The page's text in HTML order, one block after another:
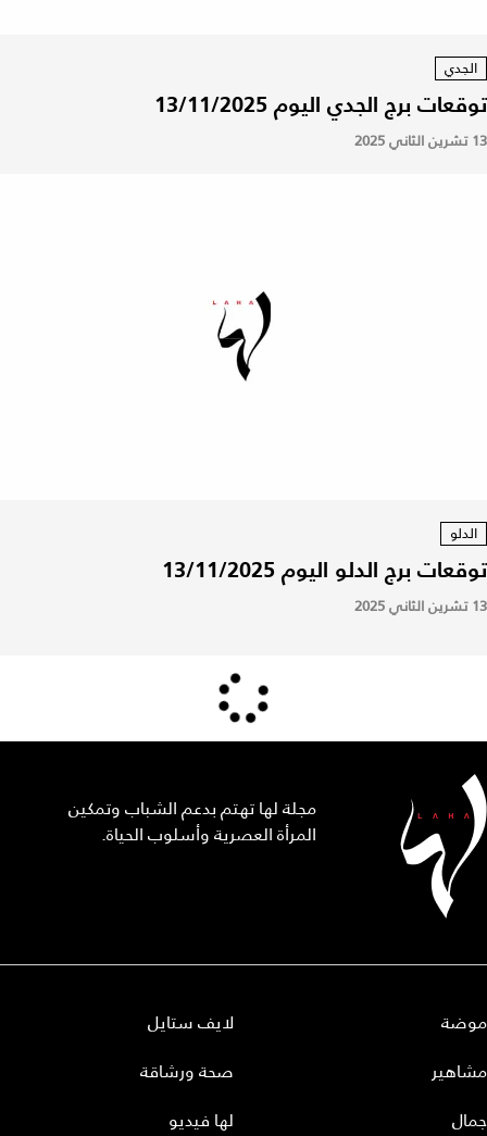
الجدي
توقعات برج الجدي اليوم 13/11/2025
13 تشرين الثاني 2025
الدلو
توقعات برج الدلو اليوم 13/11/2025
13 تشرين الثاني 2025
مجلة لها تهتم بدعم الشباب وتمكين
المرأة العصرية وأسلوب الحياة.
موضة
مشاهير
جمال
لايف ستايل
صحة ورشاقة
لها فيديو